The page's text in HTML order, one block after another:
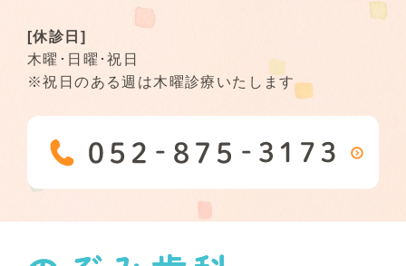
[休診日]
木曜･日曜･祝日
※祝日のある週は木曜診療いたします